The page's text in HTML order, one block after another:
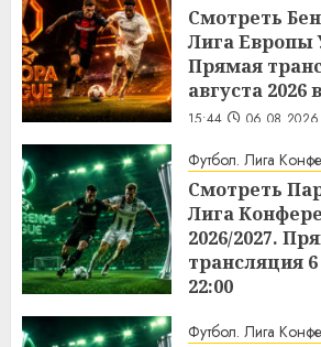
Смотреть
Лига Европы
Прямая
августа 2026
15:44 06.08.2026
Футбол. Лига
Смотреть
Лига
2026/2027.
трансляция 6
22:00
Футбол. Лига